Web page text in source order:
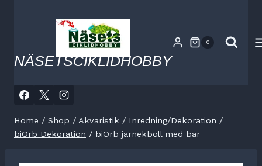
NÄSETSCIKLIDHOBBY
0
Home / Shop / Akvaristik / Inredning/Dekoration /
biOrb Dekoration / biOrb järnekboll med bär